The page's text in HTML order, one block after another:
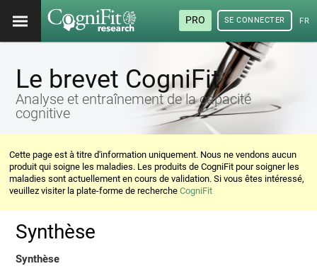
PRO SE CONNECTER
Le brevet CogniFit
Analyse et entraînement de la capacité
cognitive
Cette page est à titre d'information uniquement. Nous ne vendons aucun
produit qui soigne les maladies. Les produits de CogniFit pour soigner les
maladies sont actuellement en cours de validation. Si vous êtes intéressé,
veuillez visiter la plate-forme de rechercheCogniFit
Synthèse
Synthèse